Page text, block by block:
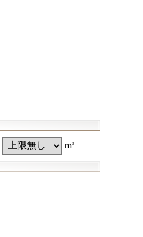
m2